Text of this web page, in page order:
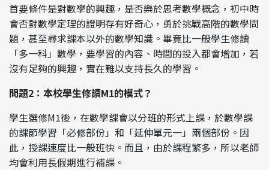
首要條件是對數學的興趣，是否樂於思考數學概念，初中時
會否對數學定理的證明存有好奇心，勇於挑戰高階的數學問
題，甚至尋求課本以外的數學知識。畢竟比一般學生修讀
「多一科」數學，要學習的內容、時間的投入都會增加，若
沒有足夠的興趣，實在難以支持長久的學習。
問題2：本校學生修讀M1的模式？
學生選修M1後，在數學課會以分班的形式上課，於數學課
的課節學習「必修部份」和「延伸單元一」兩個部份。因
此，授課速度比一般班快。而且，由於課程繁多，所以老師
均會利用長假期進行補課。